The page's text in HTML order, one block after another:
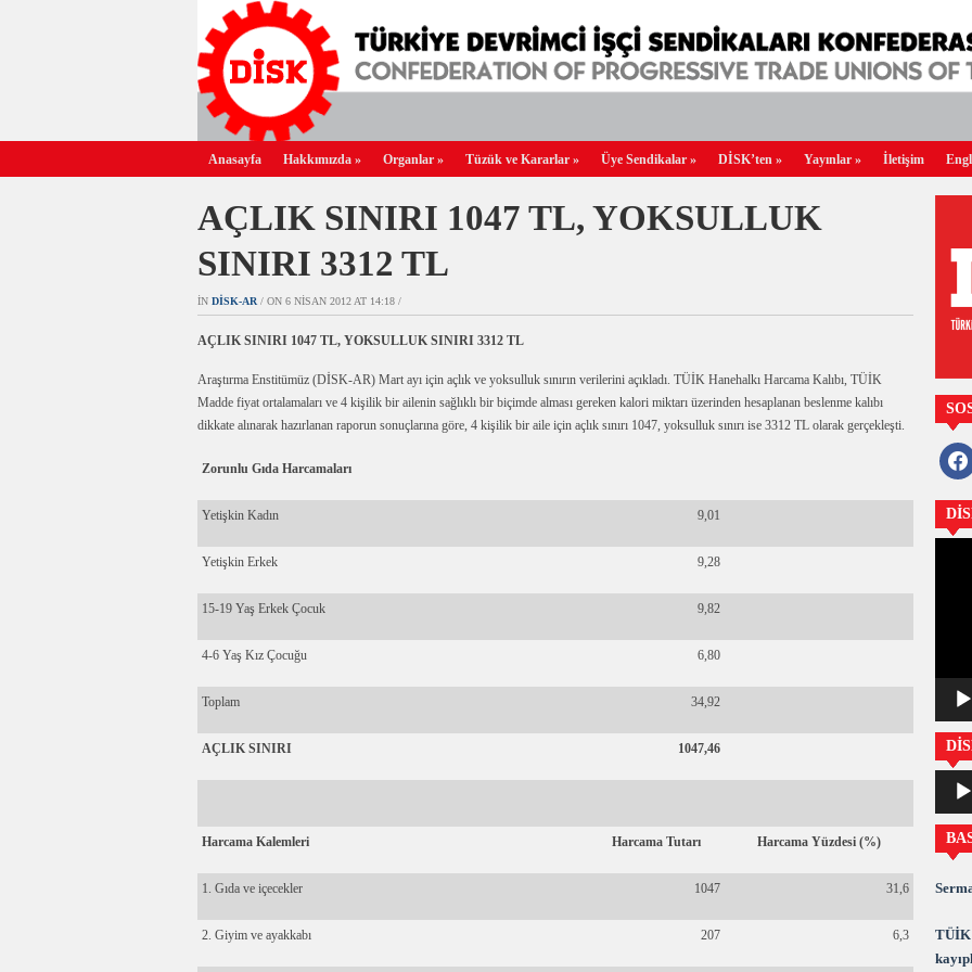
Anasayfa Hakkımızda » Organlar » Tüzük ve Kararlar » Üye Sendikalar » DİSK’ten » Yayınlar » İletişim
AÇLIK SINIRI 1047 TL, YOKSULLUK
SINIRI 3312 TL
IN DİSK-AR / ON 6 NISAN 2012 AT 14:18 /
AÇLIK SINIRI 1047 TL, YOKSULLUK SINIRI 3312 TL
Araştırma Enstitümüz (DİSK-AR) Mart ayı için açlık ve yoksulluk sınırın verilerini açıkladı. TÜİK Hanehalkı Harcama Kalıbı, TÜİK
Madde fiyat ortalamaları ve 4 kişilik bir ailenin sağlıklı bir biçimde alması gereken kalori miktarı üzerinden hesaplanan beslenme kalıbı
dikkate alınarak hazırlanan raporun sonuçlarına göre, 4 kişilik bir aile için açlık sınırı 1047, yoksulluk sınırı ise 3312 TL olarak gerçekleşti.
Zorunlu Gıda Harcamaları
Yetişkin Kadın 9,01
Yetişkin Erkek 9,28
15-19 Yaş Erkek Çocuk 9,82
4-6 Yaş Kız Çocuğu 6,80
Toplam 34,92
AÇLIK SINIRI 1047,46
Harcama Kalemleri Harcama Tutarı Harcama Yüzdesi (%)
1. Gıda ve içecekler 1047 31,6
2. Giyim ve ayakkabı 207 6,3
oynatıcı
TÜİK